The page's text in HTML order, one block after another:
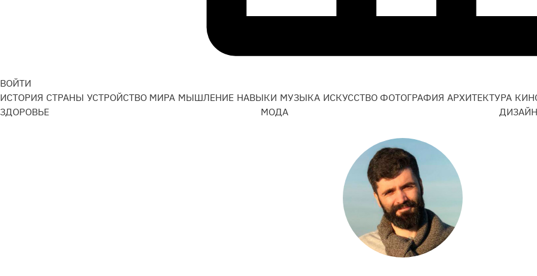
ВОЙТИ
ИСТОРИЯ СТРАНЫ УСТРОЙСТВО МИРА МЫШЛЕНИЕ НАВЫКИ МУЗЫКА ИСКУССТВО ФОТОГРАФИЯ АРХИТЕКТУРА
ЗДОРОВЬЕ
МОДА ДИЗАЙН